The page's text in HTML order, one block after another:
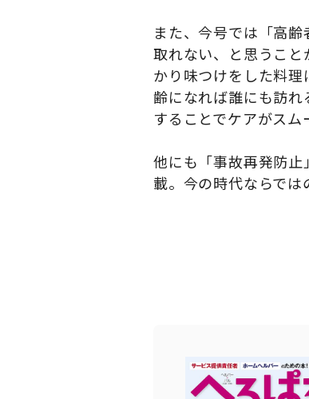
また、今号では「高
取れない、と思うこ
かり味つけをした料
齢になれば誰にも訪
することでケアがスム
他にも「事故再発防
載。今の時代ならでは